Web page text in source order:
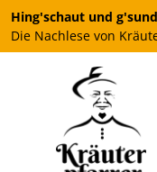
Hing'schaut und
Die Nachlese von